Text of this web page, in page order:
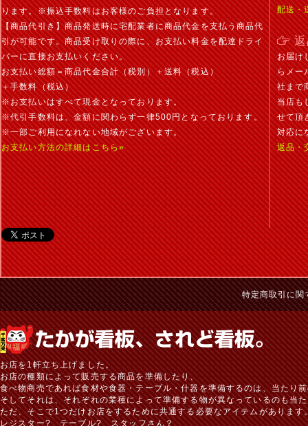
ります。※振込手数料はお客様のご負担となります。
【商品代引き】商品発送時に宅配業者に商品代金を支払う商品代
引が可能です。商品受け取りの際に、お支払い料金を配達ドライ
バーに直接お支払いください。
お支払い総額＝商品代金合計（税別）＋送料（税込）
＋手数料（税込）
※お支払いはすべて現金となっております。
※代引手数料は、金額に関わらず一律500円となっております。
※一部ご利用になれない地域がございます。
お支払い方法の詳細はこちら»
配送・
お届け
らメー
社まで
当店も
せて頂
対応に
返品・
特定商取引に関
お店を1軒立ち上げました。
お店の種類によって販売する商品を準備したり、
食べ物商売であれば食材や食器・テーブル・什器を準備するのは、当たり
そしてそれは、それぞれの業種によって準備する物が異なっているのも当
ただ、そこで1つだけお店をするために共通する必要なアイテムがあります
レジスター? テーブル? スタッフさん？